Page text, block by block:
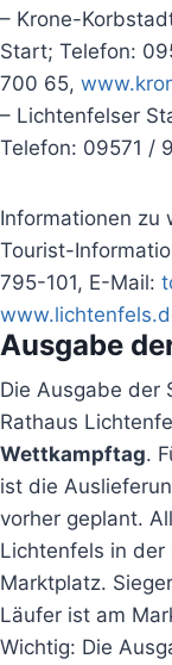
– Krone-
Start; Telefon:
700 65,
– Lichtenfelser
Telefon: 09571 /
Informationen zu
Tourist-
795-101, E-Mail:
Ausgabe
Die Ausgabe der
Rathaus
Wettkampftag.
ist die
vorher geplant.
Lichtenfels in der
Marktplatz.
Läufer ist am
Wichtig: Die